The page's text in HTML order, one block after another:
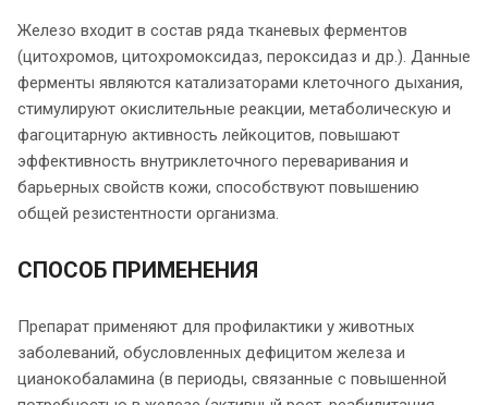
Железо входит в состав ряда тканевых ферментов
(цитохромов, цитохромоксидаз, пероксидаз и др.). Данные
ферменты являются катализаторами клеточного дыхания,
стимулируют окислительные реакции, метаболическую и
фагоцитарную активность лейкоцитов, повышают
эффективность внутриклеточного переваривания и
барьерных свойств кожи, способствуют повышению
общей резистентности организма.
СПОСОБ ПРИМЕНЕНИЯ
Препарат применяют для профилактики у животных
заболеваний, обусловленных дефицитом железа и
цианокобаламина (в периоды, связанные с повышенной